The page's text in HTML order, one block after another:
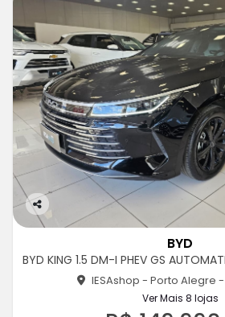
Co
rtil
BYD
BYD KING 1.5 DM-I PHEV GS
IESAshop - Porto Alegre
Ver Mais 8 lojas